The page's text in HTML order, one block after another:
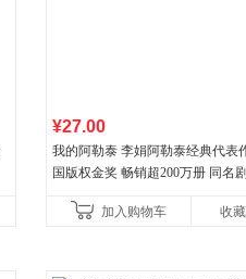
¥27.00
我的阿勒泰 李娟阿勒泰经典代表
国版权金奖 畅销超200万册 同名
加入购物车
收藏